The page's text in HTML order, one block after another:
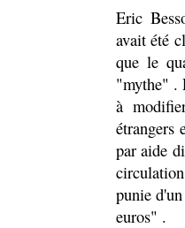
Eric
avait été
que le
"mythe" .
à
étrangers
par aide
punie
euros" .